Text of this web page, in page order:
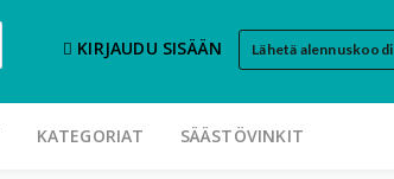
KIRJAUDU SISÄÄN Lähetä alennuskoodi
KATEGORIAT SÄÄSTÖVINKIT